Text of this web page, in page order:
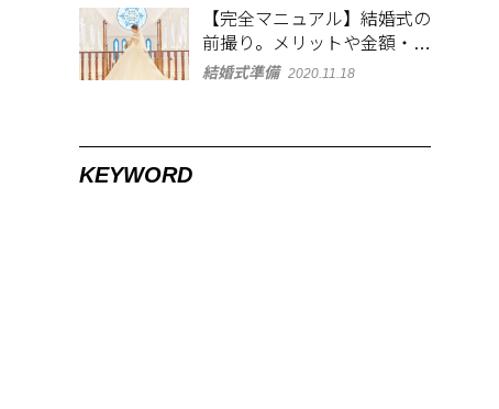
【完全マニュアル】結婚式の
前撮り。メリットや金額・衣
裳の選び方など徹底解説
結婚式準備 2020.11.18
KEYWORD